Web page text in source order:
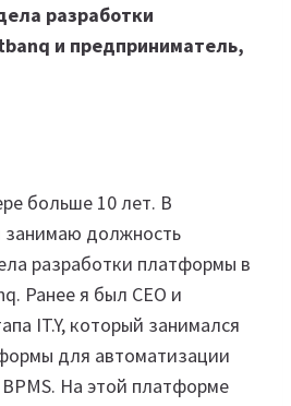
разработки
и предприниматель,
больше 10 лет. В
занимаю должность
разработки платформы в
Ранее я был CEO и
IT.Y, который занимался
для автоматизации
На этой платформе